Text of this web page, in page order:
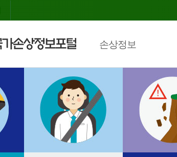
손상정보